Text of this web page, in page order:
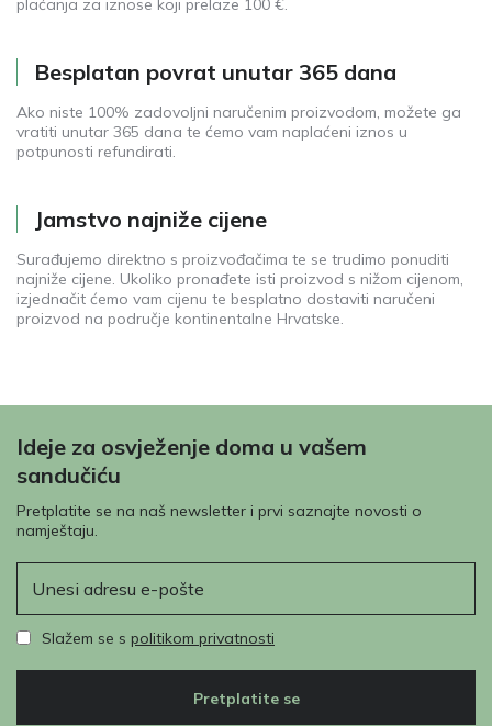
plaćanja za iznose koji prelaze 100 €.
Besplatan povrat unutar 365 dana
Ako niste 100% zadovoljni naručenim proizvodom, možete ga
vratiti unutar 365 dana te ćemo vam naplaćeni iznos u
potpunosti refundirati.
Jamstvo najniže cijene
Surađujemo direktno s proizvođačima te se trudimo ponuditi
najniže cijene. Ukoliko pronađete isti proizvod s nižom cijenom,
izjednačit ćemo vam cijenu te besplatno dostaviti naručeni
proizvod na područje kontinentalne Hrvatske.
Ideje za osvježenje doma u vašem
sandučiću
Pretplatite se na naš newsletter i prvi saznajte novosti o
namještaju.
Slažem se s politikom privatnosti
Pretplatite se